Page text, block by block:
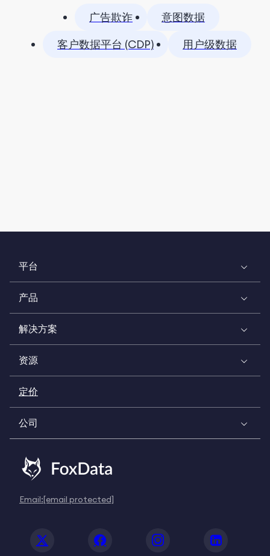
广告欺诈
意图数据
客户数据平台 (CDP)
用户级数据
平台
产品
解决方案
资源
定价
公司
Email:[email protected]